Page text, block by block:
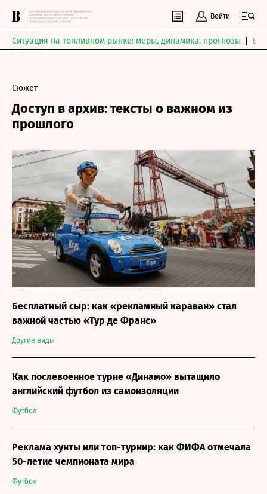
Войти
Ситуация на топливном рынке: меры, динамика, прогнозы
Сюжет
Доступ в архив: тексты о важном из
прошлого
Другие виды
Бесплатный сыр: как «рекламный караван» стал
важной частью «Тур де Франс»
Футбол
Как послевоенное турне «Динамо» вытащило
английский футбол из самоизоляции
Футбол
Реклама хунты или топ-турнир: как ФИФА отмечала
50-летие чемпионата мира